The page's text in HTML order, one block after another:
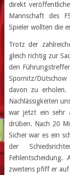
direkt
Mannschaft des
Spieler wollten die
Trotz der
gleich richtig zur
den
Spornitz/
davon zu
Nachlässigkeiten
war jetzt ein sehr
drüben. Nach 20
Sicher war es ein
der
zweitens pfiff er auf